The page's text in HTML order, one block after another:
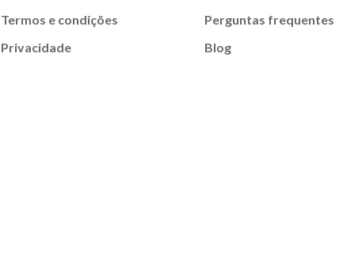
Termos e condições
Privacidade
Perguntas frequentes
Blog